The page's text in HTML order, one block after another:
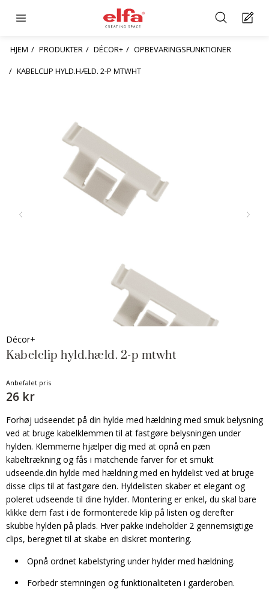
HJEM PRODUKTER DÉCOR+
OPBEVARINGSFUNKTIONER
KABELCLIP HYLD.HÆLD. 2-P MTWHT
Décor+
Kabelclip hyld.hæld. 2-p mtwht
Anbefalet pris
26 kr
Forhøj udseendet på din hylde med hældning med smuk belysning
ved at bruge kabelklemmen til at fastgøre belysningen under
hylden. Klemmerne hjælper dig med at opnå en pæn
kabeltrækning og fås i matchende farver for et smukt
udseende.din hylde med hældning med en hyldelist ved at bruge
disse clips til at fastgøre den. Hyldelisten skaber et elegant og
poleret udseende til dine hylder. Montering er enkel, du skal bare
klikke dem fast i de formonterede klip på listen og derefter
skubbe hylden på plads. Hver pakke indeholder 2 gennemsigtige
clips, beregnet til at skabe en diskret montering.
Opnå ordnet kabelstyring under hylder med hældning.
Forbedr stemningen og funktionaliteten i garderoben.